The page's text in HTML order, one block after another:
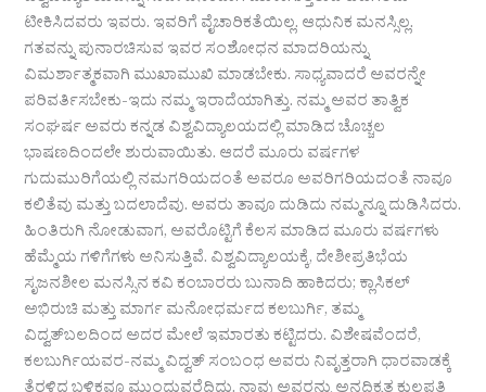
ಟೀಕಿಸಿದವರು ಇವರು. ಇವರಿಗೆ ವೈಚಾರಿಕತೆಯಿಲ್ಲ. ಆಧುನಿಕ ಮನಸ್ಸಿಲ್ಲ.
ಗತವನ್ನು ಪುನಾರಚಿಸುವ ಇವರ ಸಂಶೋಧನ ಮಾದರಿಯನ್ನು
ವಿಮರ್ಶಾತ್ಮಕವಾಗಿ ಮುಖಾಮುಖಿ ಮಾಡಬೇಕು. ಸಾಧ್ಯವಾದರೆ ಅವರನ್ನೇ
ಪರಿವರ್ತಿಸಬೇಕು-ಇದು ನಮ್ಮ ಇರಾದೆಯಾಗಿತ್ತು. ನಮ್ಮ ಅವರ ತಾತ್ವಿಕ
ಸಂಘರ್ಷ ಅವರು ಕನ್ನಡ ವಿಶ್ವವಿದ್ಯಾಲಯದಲ್ಲಿ ಮಾಡಿದ ಚೊಚ್ಚಲ
ಭಾಷಣದಿಂದಲೇ ಶುರುವಾಯಿತು. ಆದರೆ ಮೂರು ವರ್ಷಗಳ
ಗುದುಮುರಿಗೆಯಲ್ಲಿ ನಮಗರಿಯದಂತೆ ಅವರೂ ಅವರಿಗರಿಯದಂತೆ ನಾವೂ
ಕಲಿತೆವು ಮತ್ತು ಬದಲಾದೆವು. ಅವರು ತಾವೂ ದುಡಿದು ನಮ್ಮನ್ನೂ ದುಡಿಸಿದರು.
ಹಿಂತಿರುಗಿ ನೋಡುವಾಗ, ಅವರೊಟ್ಟಿಗೆ ಕೆಲಸ ಮಾಡಿದ ಮೂರು ವರ್ಷಗಳು
ಹೆಮ್ಮೆಯ ಗಳಿಗೆಗಳು ಅನಿಸುತ್ತಿವೆ. ವಿಶ್ವವಿದ್ಯಾಲಯಕ್ಕೆ, ದೇಶೀಪ್ರತಿಭೆಯ
ಸೃಜನಶೀಲ ಮನಸ್ಸಿನ ಕವಿ ಕಂಬಾರರು ಬುನಾದಿ ಹಾಕಿದರು; ಕ್ಲಾಸಿಕಲ್
ಅಭಿರುಚಿ ಮತ್ತು ಮಾರ್ಗ ಮನೋಧರ್ಮದ ಕಲಬುರ್ಗಿ, ತಮ್ಮ
ವಿದ್ವತ್‍ಬಲದಿಂದ ಅದರ ಮೇಲೆ ಇಮಾರತು ಕಟ್ಟಿದರು. ವಿಶೇಷವೆಂದರೆ,
ಕಲಬುರ್ಗಿಯವರ-ನಮ್ಮ ವಿದ್ವತ್ ಸಂಬಂಧ ಅವರು ನಿವೃತ್ತರಾಗಿ ಧಾರವಾಡಕ್ಕೆ